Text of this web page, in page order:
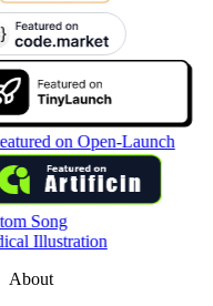
Song
Illustration
About